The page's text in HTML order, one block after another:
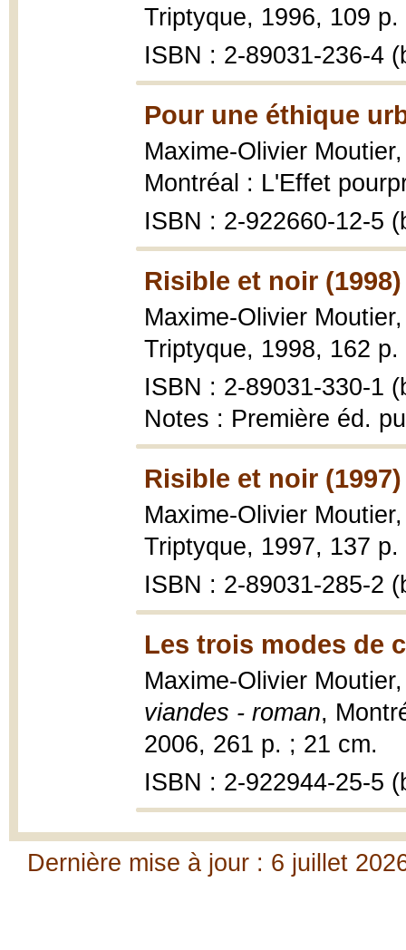
Triptyque, 1996, 109
ISBN : 2-89031-236-4
Pour une éthique
Maxime-Olivier
Montréal : L'Effet
ISBN : 2-922660-12-5
Risible et noir (1998)
Maxime-Olivier
Triptyque, 1998, 162
ISBN : 2-89031-330-1
Notes : Première éd.
Risible et noir (1997)
Maxime-Olivier
Triptyque, 1997, 137
ISBN : 2-89031-285-2
Les trois modes de
Maxime-Olivier
viandes - roman,
2006, 261 p. ; 21 cm.
ISBN : 2-922944-25-5
Dernière mise à jour : 6 juillet